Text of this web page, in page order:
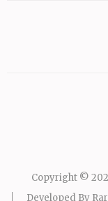
Copyright ©
Developed By